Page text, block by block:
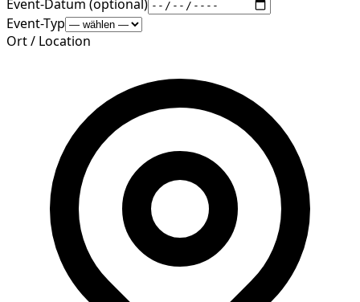
Event-Datum (optional)
Event-Typ
Ort / Location